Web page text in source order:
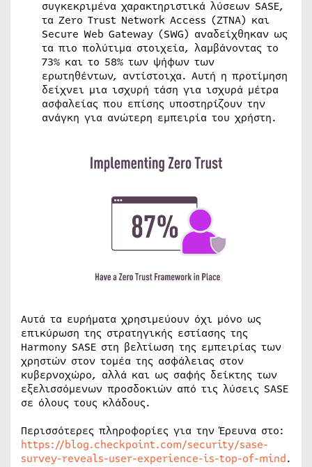
συγκεκριμένα χαρακτηριστικά λύσεων SASE,
τα Zero Trust Network Access (ZTNA) και
Secure Web Gateway (SWG) αναδείχθηκαν ως
τα πιο πολύτιμα στοιχεία, λαμβάνοντας το
73% και το 58% των ψήφων των
ερωτηθέντων, αντίστοιχα. Αυτή η προτίμηση
δείχνει μια ισχυρή τάση για ισχυρά μέτρα
ασφαλείας που επίσης υποστηρίζουν την
ανάγκη για ανώτερη εμπειρία του χρήστη.
Αυτά τα ευρήματα χρησιμεύουν όχι μόνο ως
επικύρωση της στρατηγικής εστίασης της
Harmony SASE στη βελτίωση της εμπειρίας των
χρηστών στον τομέα της ασφάλειας στον
κυβερνοχώρο, αλλά και ως σαφής δείκτης των
εξελισσόμενων προσδοκιών από τις λύσεις SASE
σε όλους τους κλάδους.
Περισσότερες πληροφορίες για την Έρευνα στο:
https://blog.checkpoint.com/security/sase-
survey-reveals-user-experience-is-top-of-mind.